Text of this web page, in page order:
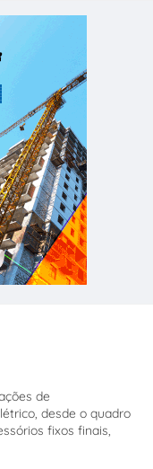
de
desde o quadro
fixos finais,